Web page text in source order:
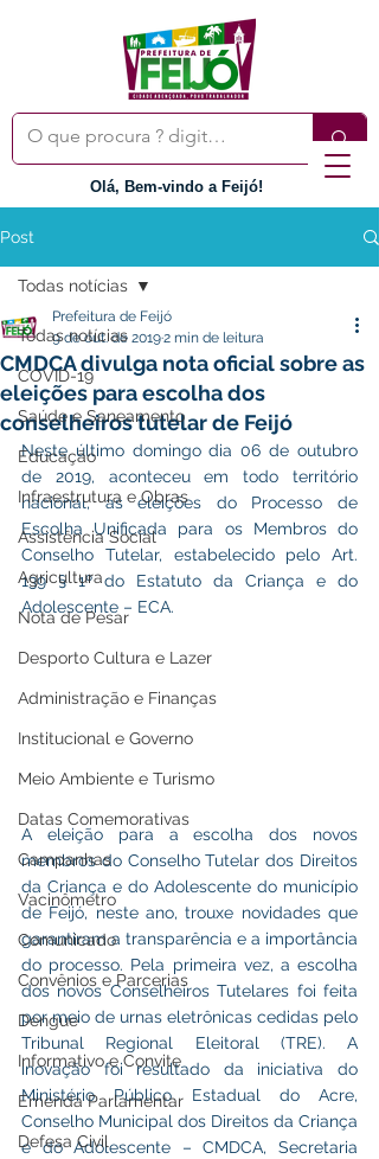
Olá, Bem-vindo a Feijó!
Post
Todas notícias
COVID-19
Saúde e Saneamento
Educação
Infraestrutura e Obras
Assistência Social
Agricultura
Nota de Pesar
Desporto Cultura e Lazer
Administração e Finanças
Institucional e Governo
Meio Ambiente e Turismo
Datas Comemorativas
Campanhas
Vacinômetro
Comunicado
Convênios e Parcerias
Dengue
Informativo e Convite
Emenda Parlamentar
Defesa Civil
Todas notícias
CMDCA divulga nota oficial sobre as
eleições para escolha dos
conselheiros tutelar de Feijó
Prefeitura de Feijó
9 de out. de 20192 min de leitura
Neste último domingo dia 06 de outubro
de 2019, aconteceu em todo território
nacional, as eleições do Processo de
Escolha Unificada para os Membros do
Conselho Tutelar, estabelecido pelo Art.
139 § 1º do Estatuto da Criança e do
Adolescente – ECA.
A eleição para a escolha dos novos
membros do Conselho Tutelar dos Direitos
da Criança e do Adolescente do município
de Feijó, neste ano, trouxe novidades que
garantiram a transparência e a importância
do processo. Pela primeira vez, a escolha
dos novos Conselheiros Tutelares foi feita
por meio de urnas eletrônicas cedidas pelo
Tribunal Regional Eleitoral (TRE). A
inovação foi resultado da iniciativa do
Ministério Público Estadual do Acre,
Conselho Municipal dos Direitos da Criança
e do Adolescente – CMDCA, Secretaria